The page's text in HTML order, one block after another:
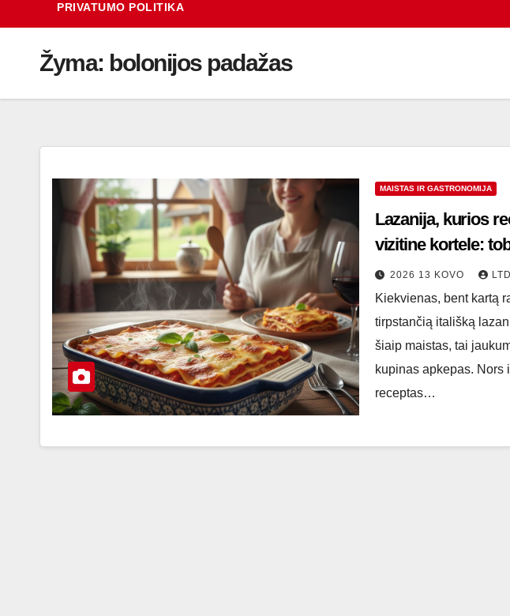
PRIVATUMO POLITIKA
Žyma: bolonijos padažas
MAISTAS IR GASTRONOMIJA
Lazanija, kurios
vizitine kortele:
ir itališka klasika
2026 13 KOVO
Kiekvienas, bent kartą
tirpstančią itališką
šiaip maistas, tai
kupinas apkepas. Nors
receptas…